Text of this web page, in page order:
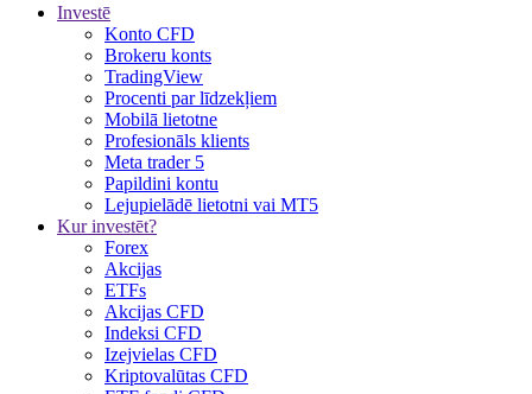
Investē
Konto CFD
Brokeru konts
TradingView
Procenti par līdzekļiem
Mobilā lietotne
Profesionāls klients
Meta trader 5
Papildini kontu
Lejupielādē lietotni vai MT5
Kur investēt?
Forex
Akcijas
ETFs
Akcijas CFD
Indeksi CFD
Izejvielas CFD
Kriptovalūtas CFD